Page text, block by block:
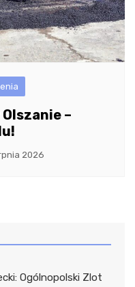
–
2026
Ogólnopolski Zlot